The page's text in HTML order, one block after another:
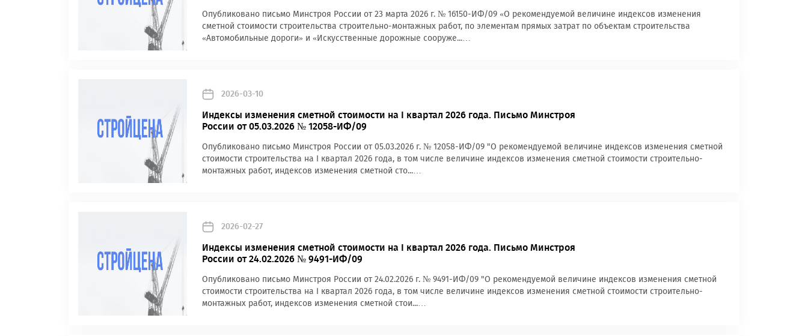
Опубликовано письмо Минстроя России от 23 марта 2026 г. № 16150-ИФ/09 «О рекомендуемой величине индексов изменения
сметной стоимости строительства строительно-монтажных работ, по элементам прямых затрат по объектам строительства
«Автомобильные дороги» и «Искусственные дорожные сооруже...…
2026-03-10
Индексы изменения сметной стоимости на I квартал 2026 года. Письмо Минстроя
России от 05.03.2026 № 12058-ИФ/09
Опубликовано письмо Минстроя России от 05.03.2026 г. № 12058-ИФ/09 "О рекомендуемой величине индексов изменения сметной
стоимости строительства на І квартал 2026 года, в том числе величине индексов изменения сметной стоимости строительно-
монтажных работ, индексов изменения сметной сто...…
2026-02-27
Индексы изменения сметной стоимости на I квартал 2026 года. Письмо Минстроя
России от 24.02.2026 № 9491-ИФ/09
Опубликовано письмо Минстроя России от 24.02.2026 г. № 9491-ИФ/09 "О рекомендуемой величине индексов изменения сметной
стоимости строительства на I квартал 2026 года, в том числе величине индексов изменения сметной стоимости строительно-
монтажных работ, индексов изменения сметной стои...…